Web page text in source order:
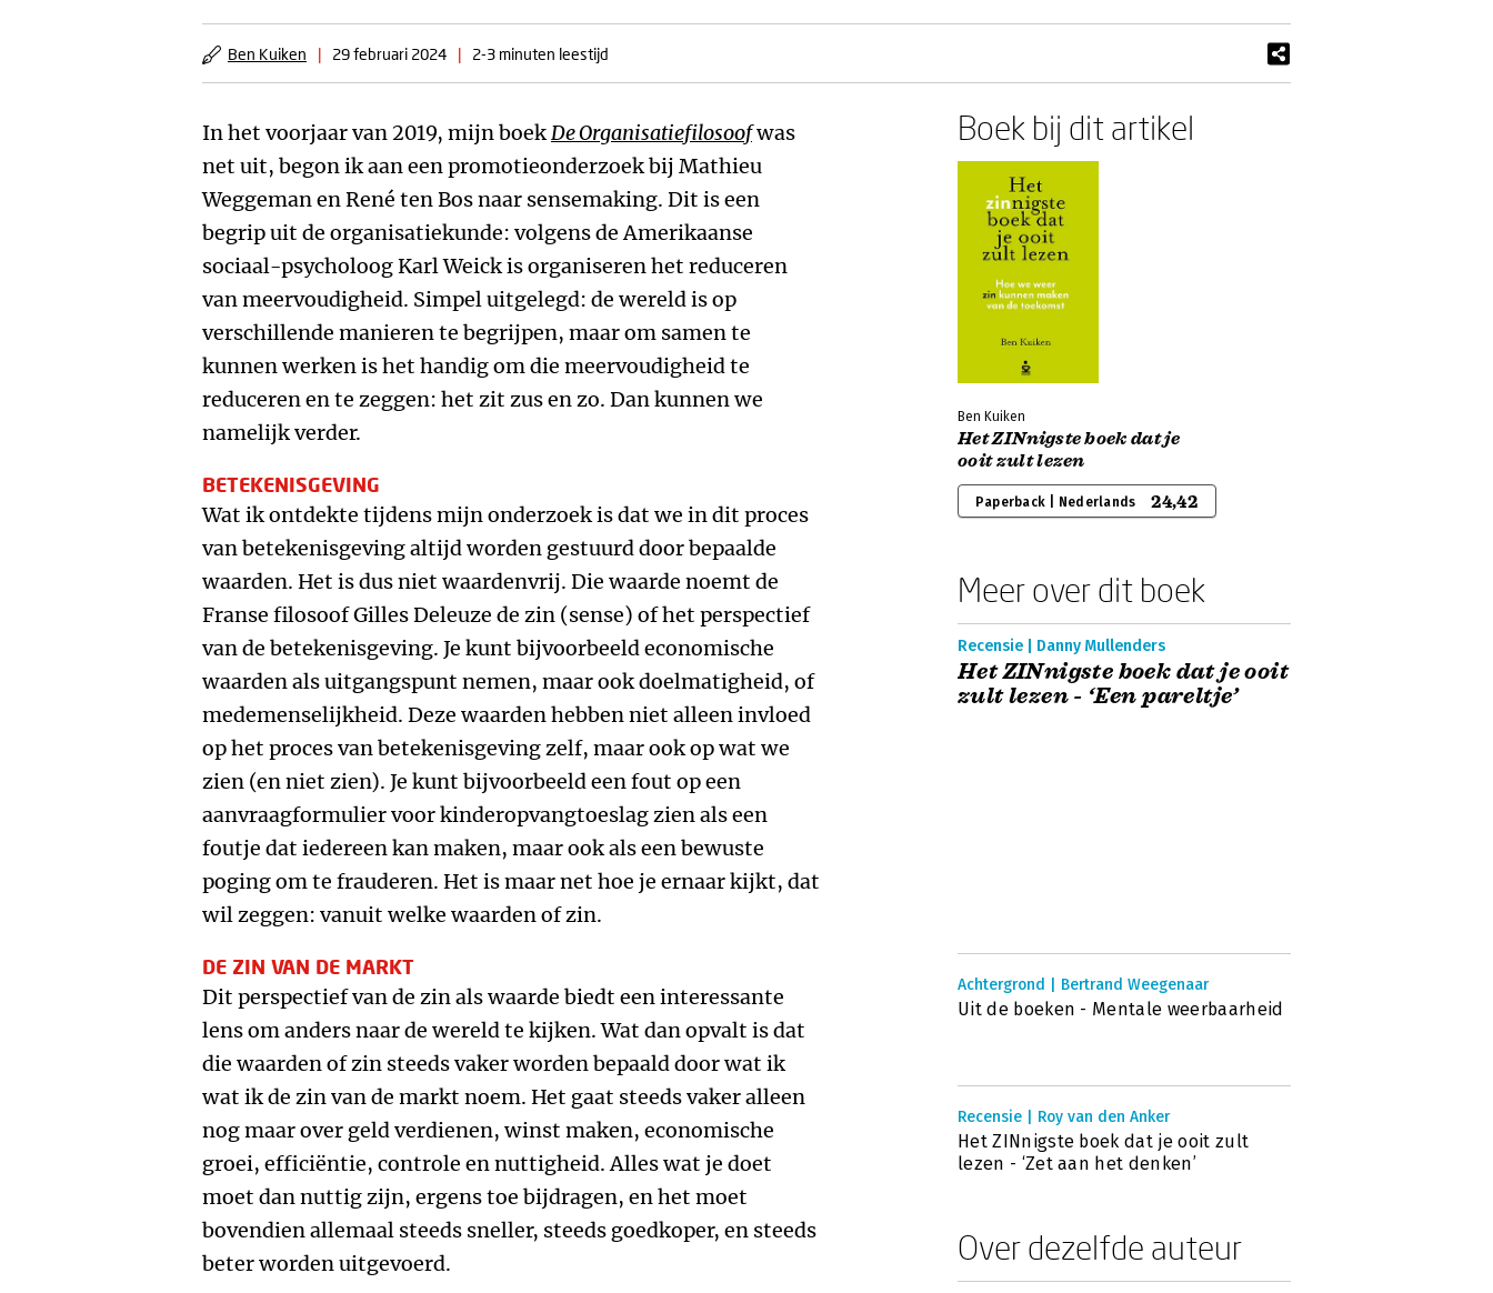
Ben Kuiken | 29 februari 2024 | 2-3 minuten leestijd
In het voorjaar van 2019, mijn boekDe Organisatiefilosoofwas
net uit, begon ik aan een promotieonderzoek bij Mathieu
Weggeman en René ten Bos naar sensemaking. Dit is een
begrip uit de organisatiekunde: volgens de Amerikaanse
sociaal-psycholoog Karl Weick is organiseren het reduceren
van meervoudigheid. Simpel uitgelegd: de wereld is op
verschillende manieren te begrijpen, maar om samen te
kunnen werken is het handig om die meervoudigheid te
reduceren en te zeggen: het zit zus en zo. Dan kunnen we
namelijk verder.
BETEKENISGEVING
Wat ik ontdekte tijdens mijn onderzoek is dat we in dit proces
van betekenisgeving altijd worden gestuurd door bepaalde
waarden. Het is dus niet waardenvrij. Die waarde noemt de
Franse filosoof Gilles Deleuze de zin (sense) of het perspectief
van de betekenisgeving. Je kunt bijvoorbeeld economische
waarden als uitgangspunt nemen, maar ook doelmatigheid, of
medemenselijkheid. Deze waarden hebben niet alleen invloed
op het proces van betekenisgeving zelf, maar ook op wat we
zien (en niet zien). Je kunt bijvoorbeeld een fout op een
aanvraagformulier voor kinderopvangtoeslag zien als een
foutje dat iedereen kan maken, maar ook als een bewuste
poging om te frauderen. Het is maar net hoe je ernaar kijkt, dat
wil zeggen: vanuit welke waarden of zin.
DE ZIN VAN DE MARKT
Dit perspectief van de zin als waarde biedt een interessante
lens om anders naar de wereld te kijken. Wat dan opvalt is dat
die waarden of zin steeds vaker worden bepaald door wat ik
wat ik de zin van de markt noem. Het gaat steeds vaker alleen
nog maar over geld verdienen, winst maken, economische
groei, efficiëntie, controle en nuttigheid. Alles wat je doet
moet dan nuttig zijn, ergens toe bijdragen, en het moet
bovendien allemaal steeds sneller, steeds goedkoper, en steeds
beter worden uitgevoerd.
Boek bij dit artikel
Ben Kuiken
Het ZINnigste boek dat je
ooit zult lezen
Paperback | Nederlands 24,42
Meer over dit boek
Recensie | Danny Mullenders
Het ZINnigste boek dat je ooit
zult lezen - ‘Een pareltje’
Achtergrond | Bertrand Weegenaar
Uit de boeken - Mentale weerbaarheid
Recensie | Roy van den Anker
Het ZINnigste boek dat je ooit zult
lezen - ‘Zet aan het denken’
Over dezelfde auteur